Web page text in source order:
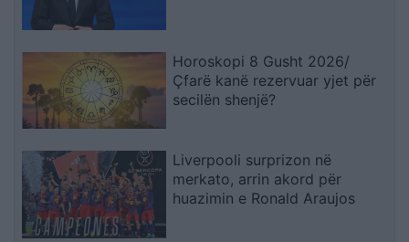
Horoskopi 8 Gusht 2026/
Çfarë kanë rezervuar yjet për
secilën shenjë?
Liverpooli surprizon në
merkato, arrin akord për
huazimin e Ronald Araujos